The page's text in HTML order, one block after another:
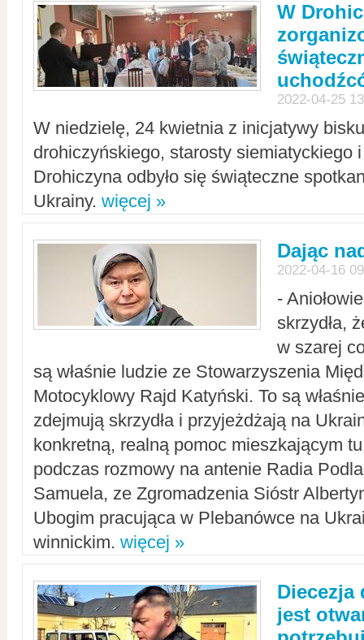
W
2022-04-25
W niedzielę, 24 kwietnia z inicjatywy
drohiczyńskiego, starosty siemiatyckiego
Drohiczyna odbyło się świąteczne
Ukrainy. więcej »
Dając
2022-04-16
-
skrzydła,
w szarej
są właśnie ludzie ze Stowarzyszenia
Motocyklowy Rajd Katyński. To są
zdejmują skrzydła i przyjeżdżają na
konkretną, realną pomoc mieszkającym
podczas rozmowy na antenie Radia
Samuela, ze Zgromadzenia Sióstr
Ubogim pracująca w Plebanówce na
winnickim. więcej »
Diecezja
jest